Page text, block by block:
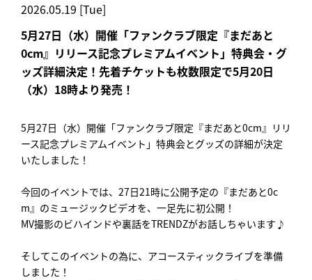
2026.05.19 [Tue]
5月27日（水）開催「ファンクラブ限定『まだあと
0cm』リリース記念プレミアムイベント」特典会・グ
ッズ詳細決定！先着チケットも枚数限定で5月20日
（水）18時より発売！
5月27日（水）開催「ファンクラブ限定『まだあと0cm』リリ
ース記念プレミアムイベント」特典会とグッズの詳細が決定
いたしました！
今回のイベントでは、27日21時に公開予定の『まだあと0c
m』のミュージックビデオを、一足先に初公開！
MV撮影のビハインドや裏話をTRENDZがお話しちゃいます♪
そしてこのイベントの為に、アコースティックライブを準備
しました！